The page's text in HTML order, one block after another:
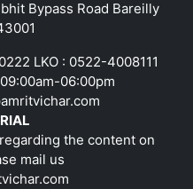
Bypass Road Bareilly
LKO : 0522-4008111
06:00pm
the content on
mail us